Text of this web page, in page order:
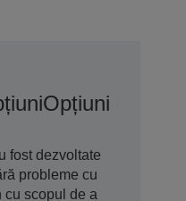
Opțiuni De
fost dezvoltate
probleme cu
cu scopul de a